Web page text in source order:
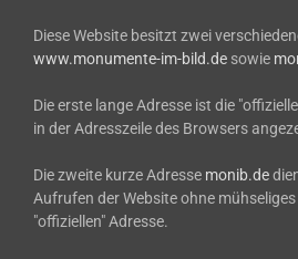
Diese Website besitzt zwei
www.monumente-im-bild.de sowie
Die erste lange Adresse ist die
in der Adresszeile des Browsers
Die zweite kurze Adresse monib.de
Aufrufen der Website ohne
"offiziellen" Adresse.